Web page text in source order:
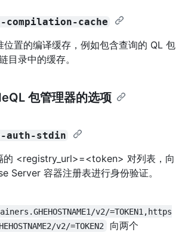
cache
置的编译缓存，例如包含查询的 QL 包
目录中的缓存。
包管理器的选项
stdin
的 <registry_url>=<token> 对列表，向
Server 容器注册表进行身份验证。
v2/=TOKEN1,https
v2/=TOKEN2
向两个